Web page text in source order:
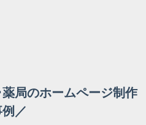
局のホームページ制作
／